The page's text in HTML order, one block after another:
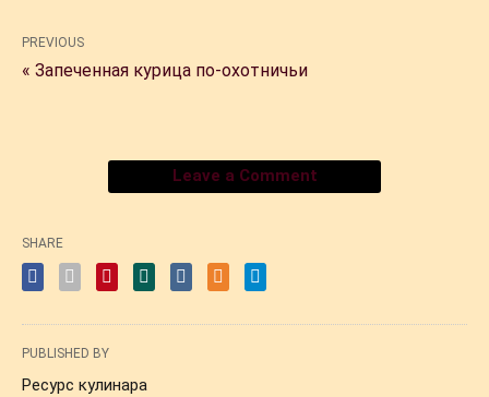
PREVIOUS
« Запеченная курица по-охотничьи
Leave a Comment
SHARE
PUBLISHED BY
Ресурс кулинара